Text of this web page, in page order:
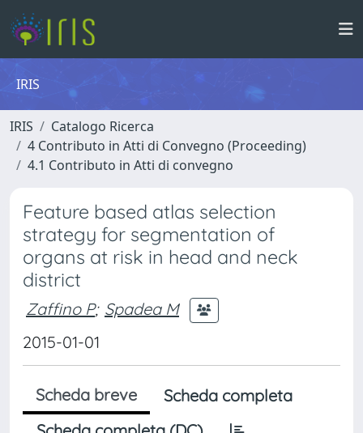
IRIS
IRIS
Catalogo Ricerca
4 Contributo in Atti di Convegno (Proceeding)
4.1 Contributo in Atti di convegno
Feature based atlas selection
strategy for segmentation of
organs at risk in head and neck
district
Zaffino P; Spadea M
2015-01-01
Scheda breve
Scheda completa